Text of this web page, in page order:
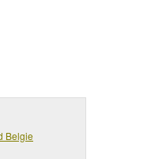
Belgie